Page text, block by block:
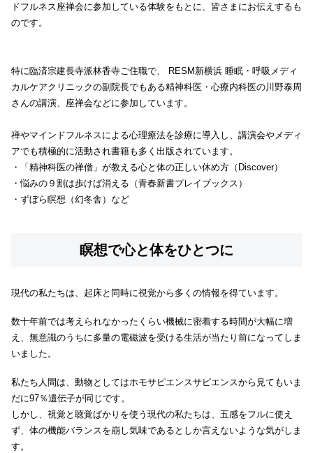
ドフルネス座禅会に参加している体験をもとに、皆さまにお伝えするも
のです。
特に臨済宗建長寺派林香寺ご住職で、 RESM新横浜 睡眠・呼吸メディ
カルケアクリニックの副院長でもある精神科医・心療内科医の川野泰周
さんの講演、座禅会などに参加しています。
禅やマインドフルネスによる心理療法を診療に導入し、講演会やメディ
アでも積極的に活動され書籍も多く出版されています。
・「精神科医の禅僧」が教える心と体の正しい休め方（Discover）
・悩みの９割は歩けば消える（青春新書プレイブックス）
・ずぼら瞑想（幻冬舎）など
瞑想で心と体をひとつに
現代の私たちは、起床と同時に視覚から多くの情報を得ています。
数十年前では考えられなかったくらい機械に密着する時間が大幅に増
え、無意識のうちに多量の電磁波を受ける生活が当たり前になってしま
いました。
私たち人間は、動物としてはホモサピエンスサピエンスから見てもいま
だに97％遺伝子が同じです。
しかし、視覚と聴覚ばかりを使う現代の私たちは、五感をフルに使え
ず、体の機能バランスを崩し気味であるとしか言えないような気がしま
す。